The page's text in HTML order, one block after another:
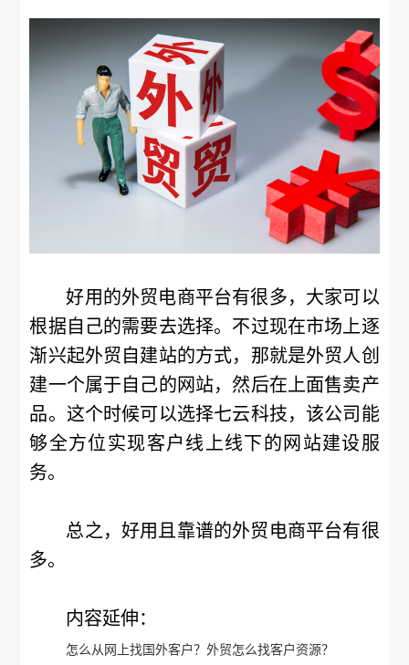
好用的外贸电商平台有很多，大家可以
根据自己的需要去选择。不过现在市场上逐
渐兴起外贸自建站的方式，那就是外贸人创
建一个属于自己的网站，然后在上面售卖产
品。这个时候可以选择七云科技，该公司能
够全方位实现客户线上线下的网站建设服
务。
总之，好用且靠谱的外贸电商平台有很
多。
内容延伸：
怎么从网上找国外客户？外贸怎么找客户资源？